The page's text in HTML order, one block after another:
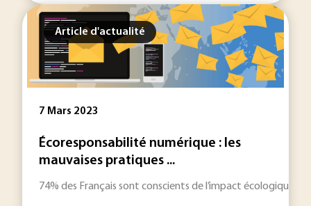
Article d'actualité
7 Mars 2023
Écoresponsabilité numérique : les
mauvaises pratiques ...
74% des Français sont conscients de l’impact écologique